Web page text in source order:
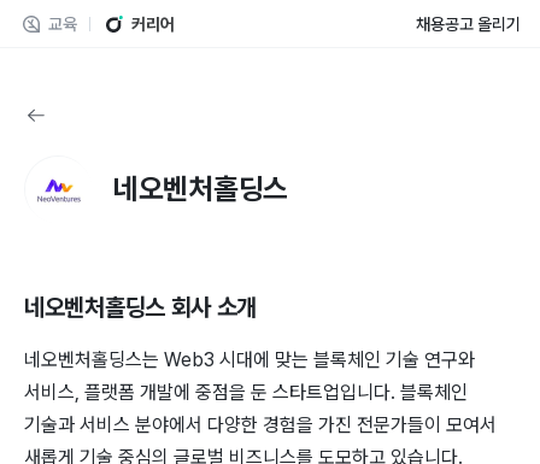
교육 커리어 채용공고 올리기
네오벤처홀딩스
네오벤처홀딩스회사 소개
네오벤처홀딩스는 Web3 시대에 맞는 블록체인 기술 연구와
서비스, 플랫폼 개발에 중점을 둔 스타트업입니다. 블록체인
기술과 서비스 분야에서 다양한 경험을 가진 전문가들이 모여서
새롭게 기술 중심의 글로벌 비즈니스를 도모하고 있습니다.